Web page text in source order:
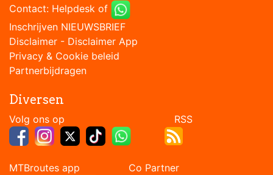
Contact: Helpdesk of
Inschrijven NIEUWSBRIEF
Disclaimer - Disclaimer App
Privacy & Cookie beleid
Partnerbijdragen
Diversen
Volg ons op RSS
MTBroutes app Co Partner